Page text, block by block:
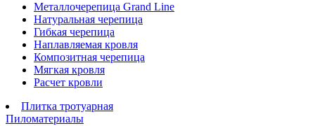
Металлочерепица Grand Line
Натуральная черепица
Гибкая черепица
Наплавляемая кровля
Композитная черепица
Мягкая кровля
Расчет кровли
Плитка тротуарная
Пиломатериалы